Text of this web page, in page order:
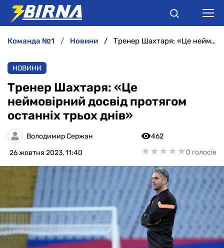
АНАЛІТИКА
ІНТЕРВ'Ю
РІЗНЕ
команда №1 новини Тренер Шахтаря: «Це неймовірний досвід протягом останніх трьох днів»
НОВИНИ
Тренер Шахтаря: «Це
неймовірний досвід протягом
останніх трьох днів»
Володимир Сержан
26 жовтня 2023, 11:40
462
★★★★★
★★★★★0 голосів